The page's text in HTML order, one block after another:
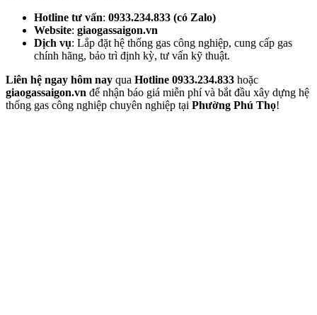
Hotline tư vấn: 0933.234.833 (có Zalo)
Website: giaogassaigon.vn
Dịch vụ: Lắp đặt hệ thống gas công nghiệp, cung cấp gas
chính hãng, bảo trì định kỳ, tư vấn kỹ thuật.
Liên hệ ngay hôm nay qua Hotline 0933.234.833 hoặc
giaogassaigon.vn để nhận báo giá miễn phí và bắt đầu xây dựng hệ
thống gas công nghiệp chuyên nghiệp tại Phường Phú Thọ!